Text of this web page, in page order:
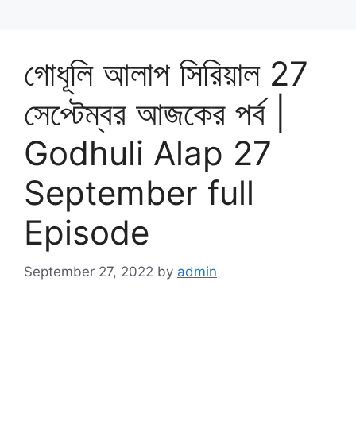
গোধূলি আলাপ সিরিয়াল 27
সেপ্টেম্বর আজকের পর্ব |
Godhuli Alap 27
September full
Episode
September 27, 2022 by admin